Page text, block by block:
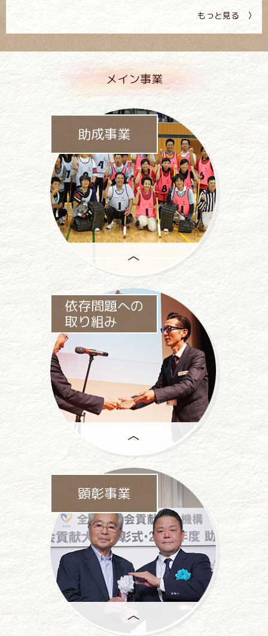
もっと見る 〉
メイン事業
助成事業
助成事業は、
一般社団法人パチンコパチスロ
社会貢献機構の
中心事業です
依存問題への
取り組み
パチンコ・
パチスロ業界をあげて
取り組んでいます。
顕彰事業